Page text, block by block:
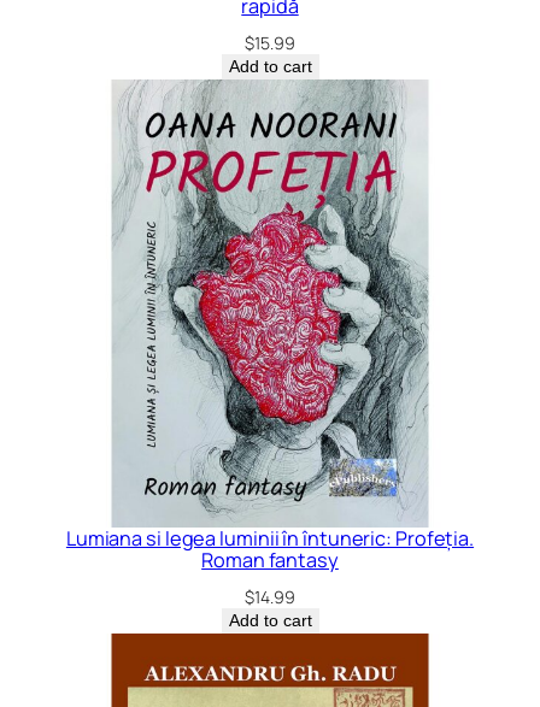
rapidă
$15.99
Add to cart
Lumiana si legea luminii în întuneric: Profeția.
Roman fantasy
$14.99
Add to cart